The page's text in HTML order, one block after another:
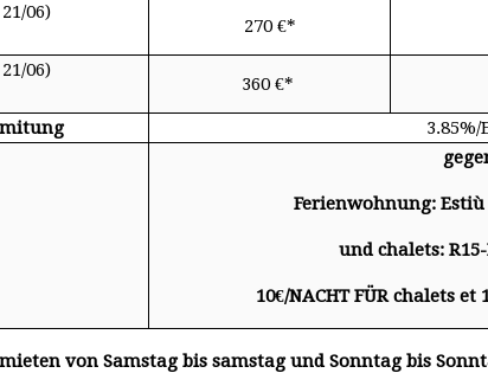
06)
270 €*
06)
360 €*
Ferienwohnung:
und chalets:
10€/NACHT FÜR chalets et
von Samstag bis samstag und Sonntag bis